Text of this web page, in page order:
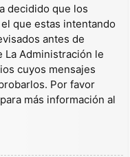
decidido que los
que estas intentando
antes de
La Administración le
cuyos mensajes
Por favor
más información al